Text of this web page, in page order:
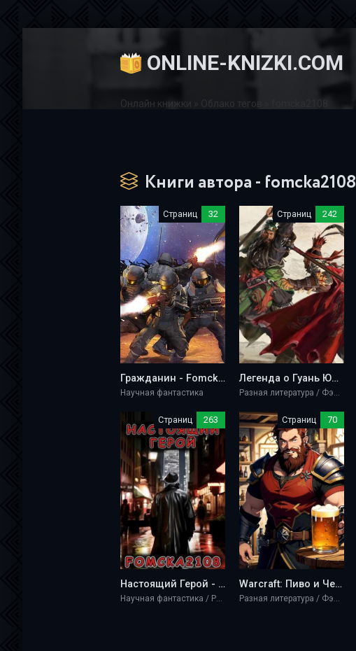
ONLINE-KNIZKI.COM
Онлайн книжки Облако тегов
Книги автора - fomcka2108
Страниц 32
Гражданин - Fomcka2108
Научная фантастика
Страниц 242
Легенда о Гуань Юй - Fomcka2108
Разная литература / Фэнтези
Страниц 263
Настоящий Герой - Fomcka2108
Научная фантастика / Разная литература / Фэнтези
Страниц 70
Warcraft: Пиво и Честь - Fomcka2108
Разная литература / Фэнтези